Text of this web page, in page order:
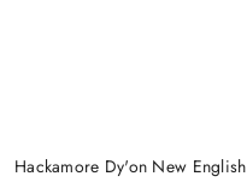
Hackamore Dy'on New English